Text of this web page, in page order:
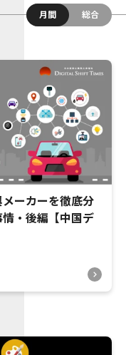
月間
総合
ーカーを徹底分
・後編【中国デ